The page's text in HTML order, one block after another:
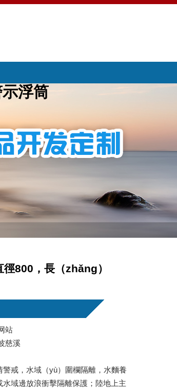
浮筒
800，長（zhǎng）
站
慈溪
警戒，水域（yù）圍欄隔離，水麵養
域邊放浪衝擊隔離保護；陸地上主